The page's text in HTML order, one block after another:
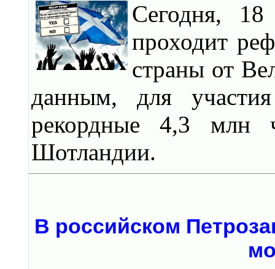
Сегодня,
проходит
страны от
данным, для участия
рекордные 4,3 млн
Шотландии.
В российском